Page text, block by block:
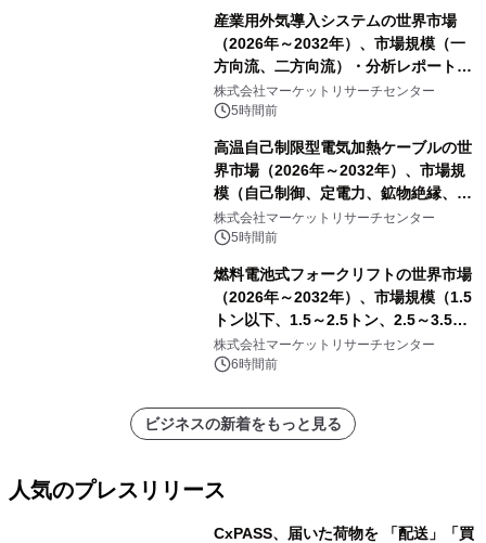
産業用外気導入システムの世界市場
（2026年～2032年）、市場規模（一
方向流、二方向流）・分析レポートを
発表
株式会社マーケットリサーチセンター
5時間前
高温自己制限型電気加熱ケーブルの世
界市場（2026年～2032年）、市場規
模（自己制御、定電力、鉱物絶縁、表
皮効果）・分析レポートを発表
株式会社マーケットリサーチセンター
5時間前
燃料電池式フォークリフトの世界市場
（2026年～2032年）、市場規模（1.5
トン以下、1.5～2.5トン、2.5～3.5ト
ン、3.5～5.0トン、その他）・分析レ
ポートを発表
株式会社マーケットリサーチセンター
6時間前
ビジネスの新着をもっと見る
人気のプレスリリース
CxPASS、届いた荷物を 「配送」「買